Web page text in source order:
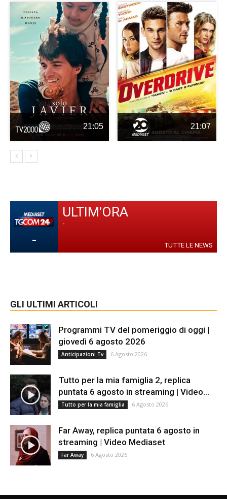
21:05 21:07
-
ULTIM'ORA
-
TUTTE LE NEWS
GLI ULTIMI ARTICOLI
Programmi TV del pomeriggio di oggi |
giovedì 6 agosto 2026
Anticipazioni Tv 6 Agosto 2026
Tutto per la mia famiglia 2, replica
puntata 6 agosto in streaming | Video...
Tutto per la mia famiglia 6 Agosto 2026
Far Away, replica puntata 6 agosto in
streaming | Video Mediaset
Far Away 6 Agosto 2026